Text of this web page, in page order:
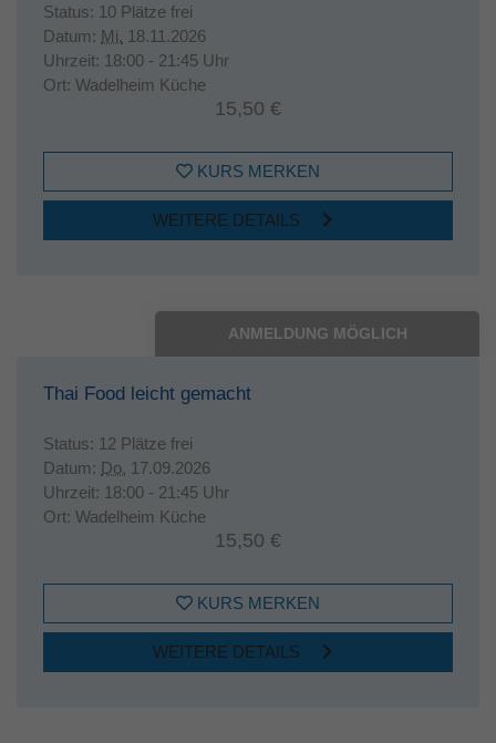
Status: 10 Plätze frei
Datum: Mi. 18.11.2026
Uhrzeit: 18:00 - 21:45 Uhr
Ort: Wadelheim Küche
15,50 €
KURS MERKEN
WEITERE DETAILS
ANMELDUNG MÖGLICH
Thai Food leicht gemacht
Status: 12 Plätze frei
Datum: Do. 17.09.2026
Uhrzeit: 18:00 - 21:45 Uhr
Ort: Wadelheim Küche
15,50 €
KURS MERKEN
WEITERE DETAILS